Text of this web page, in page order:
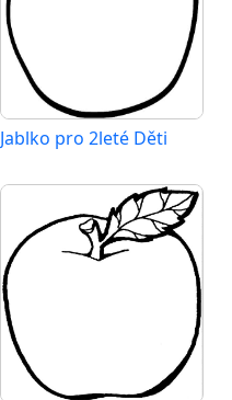
Jablko pro 2leté Děti